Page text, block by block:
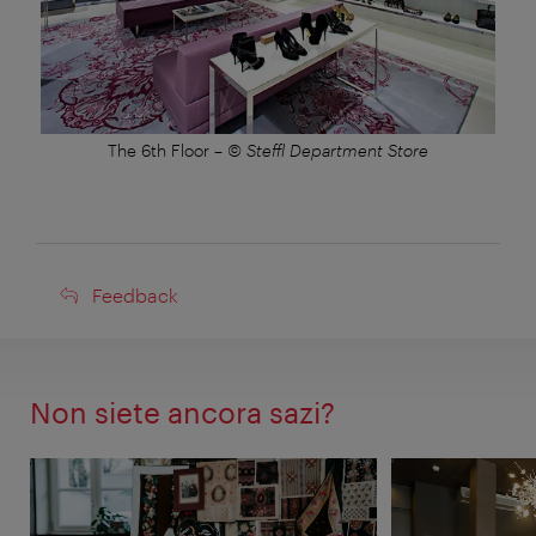
The 6th Floor– © Steffl Department Store
Feedback
Feedback
Non siete ancora sazi?